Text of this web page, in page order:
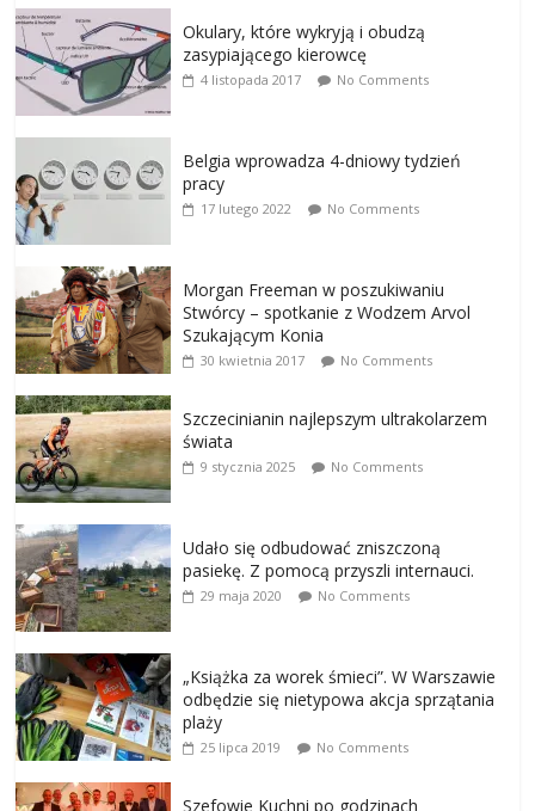
Okulary, które wykryją i obudzą
zasypiającego kierowcę
4 listopada 2017 No Comments
Belgia wprowadza 4-dniowy tydzień
pracy
17 lutego 2022 No Comments
Morgan Freeman w poszukiwaniu
Stwórcy – spotkanie z Wodzem Arvol
Szukającym Konia
30 kwietnia 2017 No Comments
Szczecinianin najlepszym ultrakolarzem
świata
9 stycznia 2025 No Comments
Udało się odbudować zniszczoną
pasiekę. Z pomocą przyszli internauci.
29 maja 2020 No Comments
„Książka za worek śmieci”. W Warszawie
odbędzie się nietypowa akcja sprzątania
plaży
25 lipca 2019 No Comments
Szefowie Kuchni po godzinach